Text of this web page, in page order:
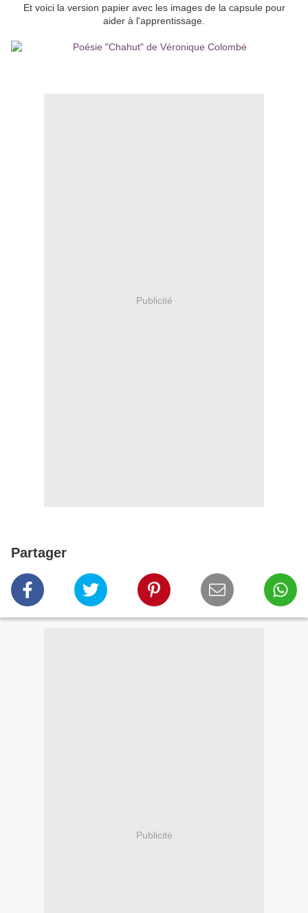
Et voici la version papier avec les images de la capsule pour
aider à l'apprentissage.
Publicité
Partager
Publicité